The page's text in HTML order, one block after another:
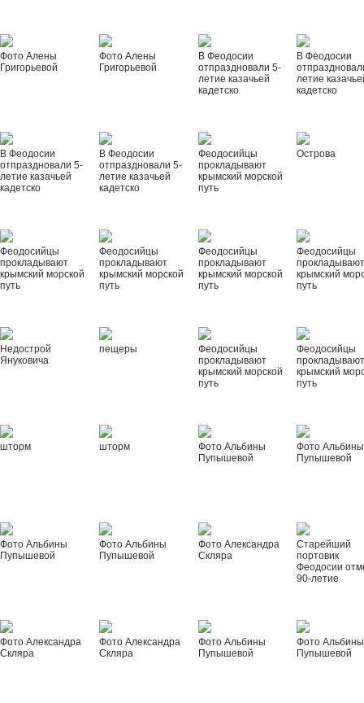
Фото Алены
Григорьевой
Фото Алены
Григорьевой
В Феодосии
отпраздновали 5-
летие казачьей
кадетско
В Феодосии
летие
кадетско
В Феодосии
отпраздновали 5-
летие казачьей
кадетско
В Феодосии
отпраздновали 5-
летие казачьей
кадетско
Феодосийцы
прокладывают
крымский морской
путь
Острова
Феодосийцы
прокладывают
крымский морской
путь
Феодосийцы
прокладывают
крымский морской
путь
Феодосийцы
прокладывают
крымский морской
путь
Феодосийцы
крымский
путь
Недострой
Януковича
пещеры
Феодосийцы
прокладывают
крымский морской
путь
Феодосийцы
крымский
путь
шторм шторм
Фото Альбины
Пупышевой
Фото Альбины
Пупышевой
Фото Альбины
Пупышевой
Фото Альбины
Пупышевой
Фото Александра
Скляра
Старейший
портовик
Феодосии
90-летие
Фото Александра
Скляра
Фото Александра
Скляра
Фото Альбины
Пупышевой
Фото Альбины
Пупышевой